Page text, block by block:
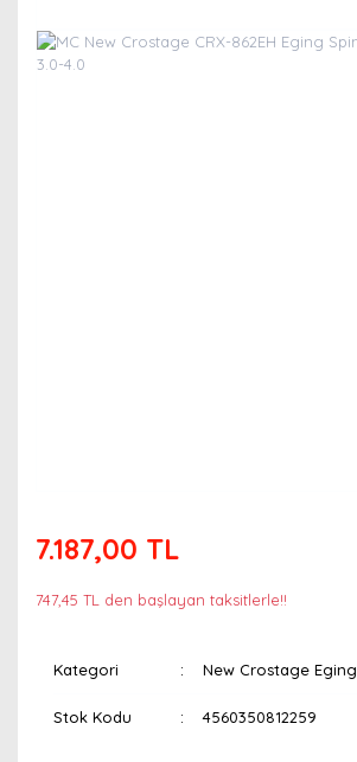
7.187,00 TL
747,45 TL den başlayan taksitlerle!!
Kategori New Crostage Eging
Stok Kodu 4560350812259